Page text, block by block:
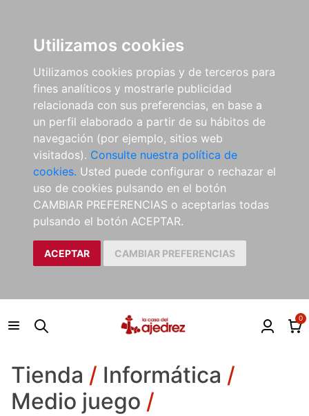
Utilizamos cookies
Utilizamos cookies propias y de terceros para
fines analíticos y mostrarle publicidad
relacionada con sus preferencias, en base a
un perfil elaborado a partir de su hábitos de
navegación (por ejemplo, sitios web
visitados). Consulte nuestra política de
cookies. Usted puede configurar o rechazar el
uso de cookies pulsando en el botón
CAMBIAR PREFERENCIAS o aceptarlas todas
pulsando el botón ACEPTAR.
ACEPTAR CAMBIAR PREFERENCIAS
0
Tienda / Informática /
Medio juego /